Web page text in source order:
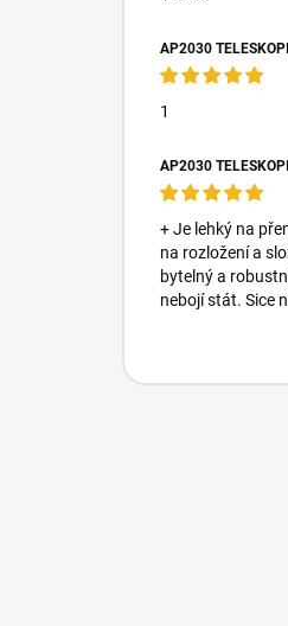
1
+ Je lehký na
na rozložení a
bytelný a
nebojí stát. Sice